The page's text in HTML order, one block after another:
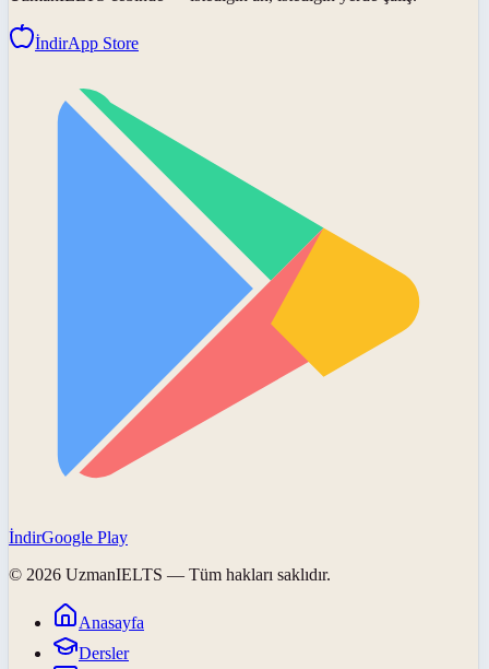
İndirApp Store
İndirGoogle Play
© 2026 UzmanIELTS — Tüm hakları saklıdır.
Anasayfa
Dersler